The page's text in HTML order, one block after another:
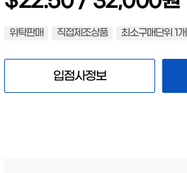
위탁판매 직접제조상품 최소구매단위 1개
입점사정보